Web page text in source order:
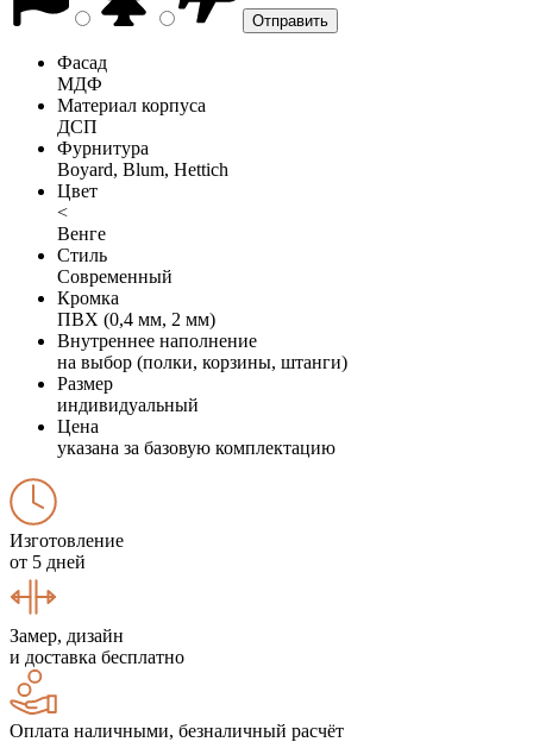
Фасад
МДФ
Материал корпуса
ДСП
Фурнитура
Boyard, Blum, Hettich
Цвет
<
Венге
Стиль
Современный
Кромка
ПВХ (0,4 мм, 2 мм)
Внутреннее наполнение
на выбор (полки, корзины, штанги)
Размер
индивидуальный
Цена
указана за базовую комплектацию
Изготовление
от 5 дней
Замер, дизайн
и доставка бесплатно
Оплата наличными, безналичный расчёт